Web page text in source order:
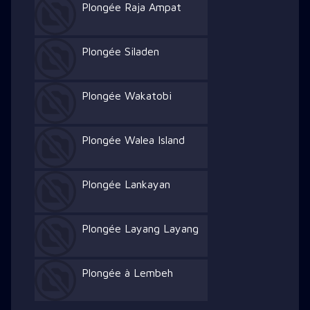
Plongée Raja Ampat
Plongée Siladen
Plongée Wakatobi
Plongée Walea Island
Plongée Lankayan
Plongée Layang Layang
Plongée à Lembeh